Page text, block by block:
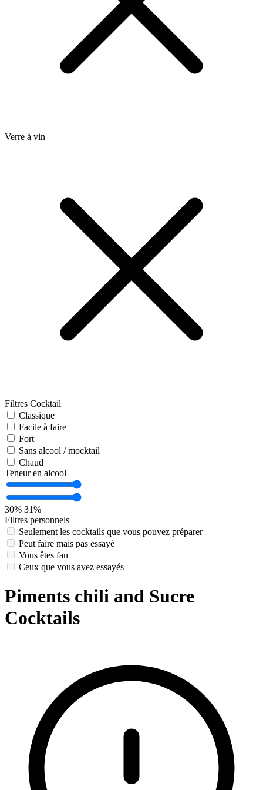
Verre à vin
Filtres Cocktail
Classique
Facile à faire
Fort
Sans alcool / mocktail
Chaud
Teneur en alcool
30% 31%
Filtres personnels
Seulement les cocktails que vous pouvez préparer
Peut faire mais pas essayé
Vous êtes fan
Ceux que vous avez essayés
Piments chili and Sucre
Cocktails